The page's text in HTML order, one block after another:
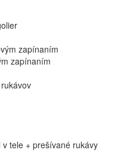
zapínaním
zapínaním
tele + prešívané rukávy